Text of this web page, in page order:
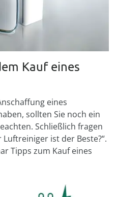
Kauf eines
eines
sollten Sie noch ein
Schließlich fragen
ist der Beste?“.
Tipps zum Kauf eines